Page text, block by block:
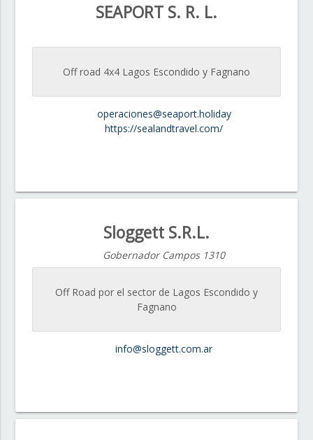
SEAPORT S. R. L.
Off road 4x4 Lagos Escondido y Fagnano
operaciones@seaport.holiday
https://sealandtravel.com/
Sloggett S.R.L.
Gobernador Campos 1310
Off Road por el sector de Lagos Escondido y
Fagnano
info@sloggett.com.ar